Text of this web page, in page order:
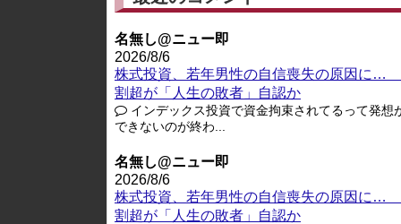
名無し@ニュー即
2026/8/6
株式投資、若年男性の自信喪失の原因に…
割超が「人生の敗者」自認か
インデックス投資で資金拘束されてるって発想
できないのが終わ...
名無し@ニュー即
2026/8/6
株式投資、若年男性の自信喪失の原因に…
割超が「人生の敗者」自認か